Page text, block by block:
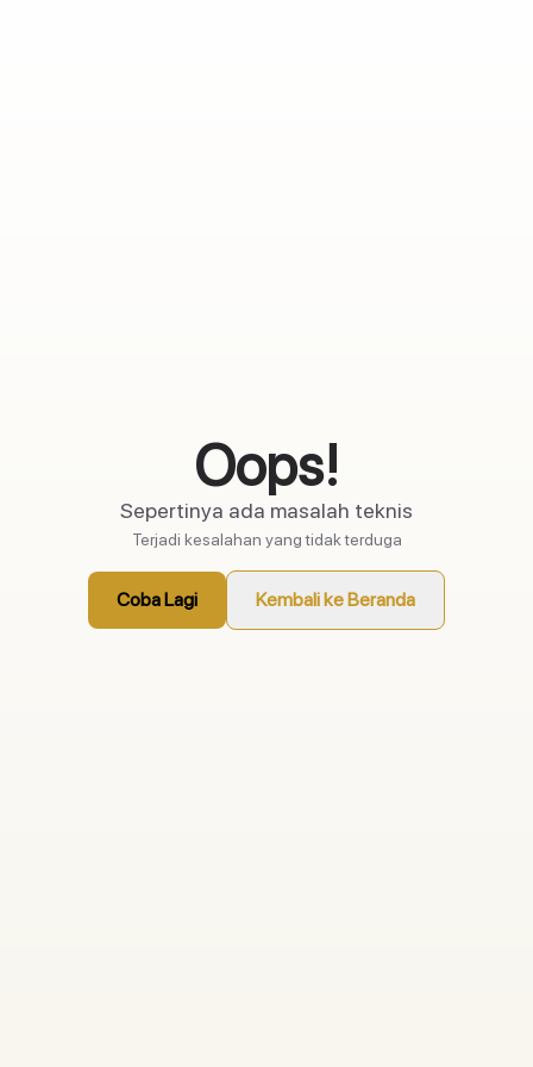
Oops!
Sepertinya ada masalah teknis
Terjadi kesalahan yang tidak terduga
Coba Lagi Kembali ke Beranda